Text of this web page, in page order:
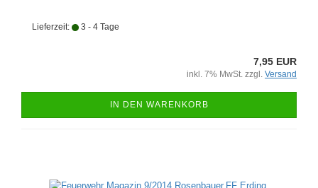
Lieferzeit: 3 - 4 Tage
7,95 EUR
inkl. 7% MwSt. zzgl. Versand
IN DEN WARENKORB